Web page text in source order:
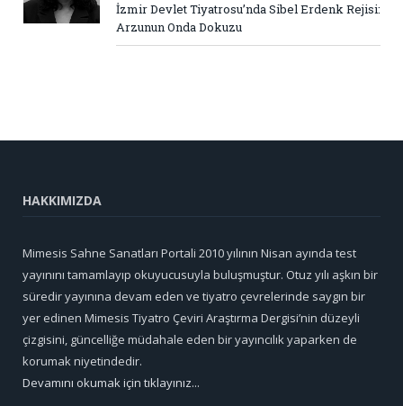
İzmir Devlet Tiyatrosu’nda Sibel Erdenk Rejisi:
Arzunun Onda Dokuzu
HAKKIMIZDA
Mimesis Sahne Sanatları Portali 2010 yılının Nisan ayında test
yayınını tamamlayıp okuyucusuyla buluşmuştur. Otuz yılı aşkın bir
süredir yayınına devam eden ve tiyatro çevrelerinde saygın bir
yer edinen Mimesis Tiyatro Çeviri Araştırma Dergisi’nin düzeyli
çizgisini, güncelliğe müdahale eden bir yayıncılık yaparken de
korumak niyetindedir.
Devamını okumak için tıklayınız...